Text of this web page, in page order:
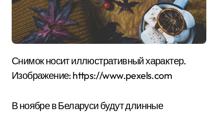
Снимок носит иллюстративный характер.
Изображение: https://www.pexels.com
В ноябре в Беларуси будут длинные